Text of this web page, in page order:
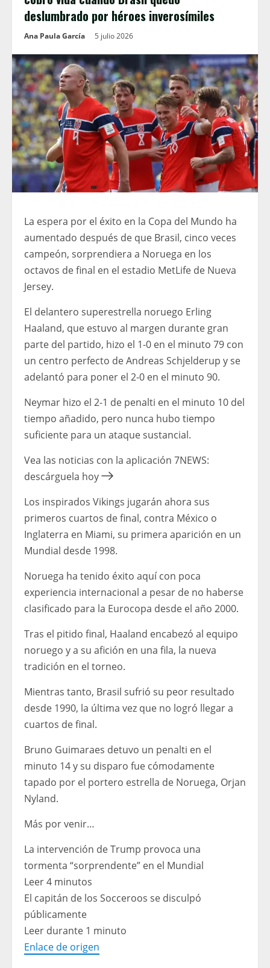
deslumbrado por héroes inverosímiles
Ana Paula García 5 julio 2026
La espera por el éxito en la Copa del Mundo ha
aumentado después de que Brasil, cinco veces
campeón, sorprendiera a Noruega en los
octavos de final en el estadio MetLife de Nueva
Jersey.
El delantero superestrella noruego Erling
Haaland, que estuvo al margen durante gran
parte del partido, hizo el 1-0 en el minuto 79 con
un centro perfecto de Andreas Schjelderup y se
adelantó para poner el 2-0 en el minuto 90.
Neymar hizo el 2-1 de penalti en el minuto 10 del
tiempo añadido, pero nunca hubo tiempo
suficiente para un ataque sustancial.
Vea las noticias con la aplicación 7NEWS:
descárguela hoy
Los inspirados Vikings jugarán ahora sus
primeros cuartos de final, contra México o
Inglaterra en Miami, su primera aparición en un
Mundial desde 1998.
Noruega ha tenido éxito aquí con poca
experiencia internacional a pesar de no haberse
clasificado para la Eurocopa desde el año 2000.
Tras el pitido final, Haaland encabezó al equipo
noruego y a su afición en una fila, la nueva
tradición en el torneo.
Mientras tanto, Brasil sufrió su peor resultado
desde 1990, la última vez que no logró llegar a
cuartos de final.
Bruno Guimaraes detuvo un penalti en el
minuto 14 y su disparo fue cómodamente
tapado por el portero estrella de Noruega, Orjan
Nyland.
Más por venir…
La intervención de Trump provoca una
tormenta “sorprendente” en el Mundial
Leer 4 minutos
El capitán de los Socceroos se disculpó
públicamente
Leer durante 1 minuto
Enlace de origen